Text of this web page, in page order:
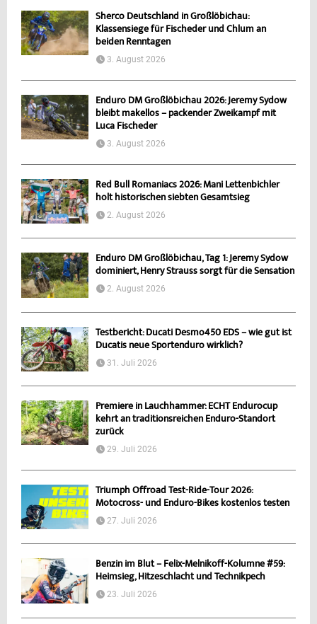
Sherco Deutschland in Großlöbichau:
Klassensiege für Fischeder und Chlum an
beiden Renntagen
3. August 2026
Enduro DM Großlöbichau 2026: Jeremy Sydow
bleibt makellos – packender Zweikampf mit
Luca Fischeder
3. August 2026
Red Bull Romaniacs 2026: Mani Lettenbichler
holt historischen siebten Gesamtsieg
2. August 2026
Enduro DM Großlöbichau, Tag 1: Jeremy Sydow
dominiert, Henry Strauss sorgt für die Sensation
2. August 2026
Testbericht: Ducati Desmo450 EDS – wie gut ist
Ducatis neue Sportenduro wirklich?
31. Juli 2026
Premiere in Lauchhammer: ECHT Endurocup
kehrt an traditionsreichen Enduro-Standort
zurück
29. Juli 2026
Triumph Offroad Test-Ride-Tour 2026:
Motocross- und Enduro-Bikes kostenlos testen
27. Juli 2026
Benzin im Blut – Felix-Melnikoff-Kolumne #59:
Heimsieg, Hitzeschlacht und Technikpech
23. Juli 2026